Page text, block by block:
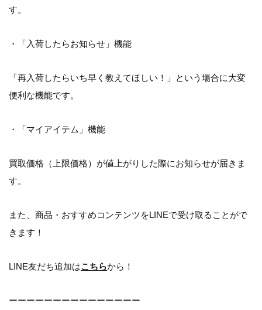
す。
・「入荷したらお知らせ」機能
「再入荷したらいち早く教えてほしい！」という場合に大変
便利な機能です。
・「マイアイテム」機能
買取価格（上限価格）が値上がりした際にお知らせが届きま
す。
また、商品・おすすめコンテンツをLINEで受け取ることがで
きます！
LINE友だち追加はこちらから！
ーーーーーーーーーーーーーーー